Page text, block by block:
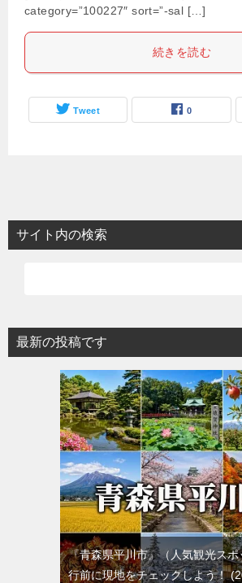
category=”100227″ sort=”-sal […]
続きを読む
Tweet 0
サイト内の検索
最新の投稿です
『青森県平川市』（人気観光スポ
行前に現地をチェックしよう！